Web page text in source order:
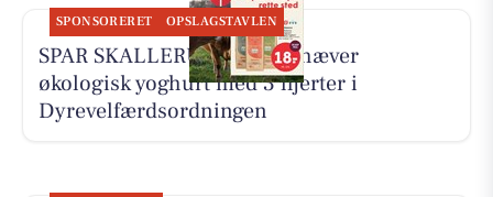
SPONSORERET OPSLAGSTAVLEN
SPAR SKALLERUP A/S fremhæver
økologisk yoghurt med 3 hjerter i
Dyrevelfærdsordningen